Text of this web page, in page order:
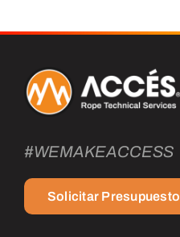
#WEMAKEACCESS
Solicitar Presupuesto